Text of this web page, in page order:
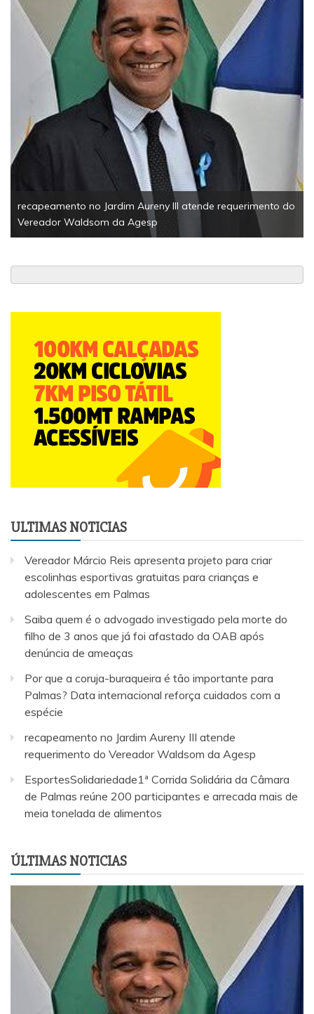
recapeamento no Jardim Aureny III atende requerimento do
Vereador Waldsom da Agesp
ULTIMAS NOTICIAS
Vereador Márcio Reis apresenta projeto para criar
escolinhas esportivas gratuitas para crianças e
adolescentes em Palmas
Saiba quem é o advogado investigado pela morte do
filho de 3 anos que já foi afastado da OAB após
denúncia de ameaças
Por que a coruja-buraqueira é tão importante para
Palmas? Data internacional reforça cuidados com a
espécie
recapeamento no Jardim Aureny III atende
requerimento do Vereador Waldsom da Agesp
EsportesSolidariedade1ª Corrida Solidária da Câmara
de Palmas reúne 200 participantes e arrecada mais de
meia tonelada de alimentos
ÚLTIMAS NOTICIAS